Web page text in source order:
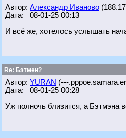
Автор: Александр Иваново
Дата: 08-01-25 00:13
И всё же, хотелось услышать
Re: Бэтмен?
Автор: YURAN (---
Дата: 08-01-25 00:28
Уж полночь близится, а Бэтмэна